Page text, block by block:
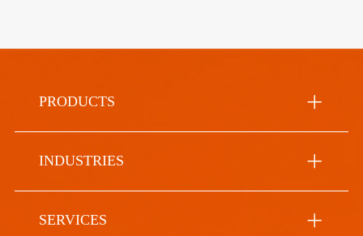
PRODUCTS
INDUSTRIES
SERVICES